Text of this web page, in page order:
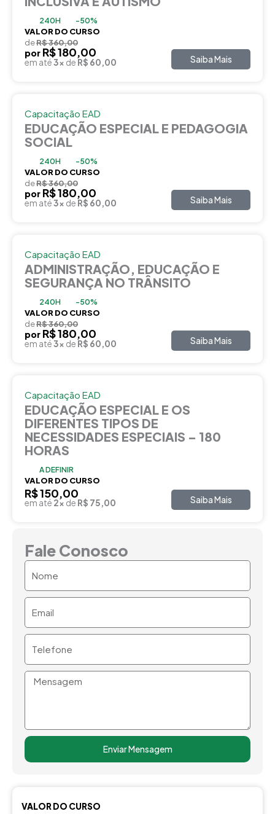
240H -50%
VALOR DO CURSO
deR$ 360,00
por R$ 180,00
em até3x de R$ 60,00 Saiba Mais
Capacitação EAD
EDUCAÇÃO ESPECIAL E PEDAGOGIA
SOCIAL
240H -50%
VALOR DO CURSO
deR$ 360,00
por R$ 180,00
em até3x de R$ 60,00 Saiba Mais
Capacitação EAD
ADMINISTRAÇÃO, EDUCAÇÃO E
SEGURANÇA NO TRÂNSITO
240H -50%
VALOR DO CURSO
deR$ 360,00
por R$ 180,00
em até3x de R$ 60,00 Saiba Mais
Capacitação EAD
EDUCAÇÃO ESPECIAL E OS
DIFERENTES TIPOS DE
NECESSIDADES ESPECIAIS – 180
HORAS
A DEFINIR
VALOR DO CURSO
R$ 150,00
em até 2x de R$ 75,00 Saiba Mais
Fale Conosco
Mensagem
Enviar Mensagem
VALOR DO CURSO